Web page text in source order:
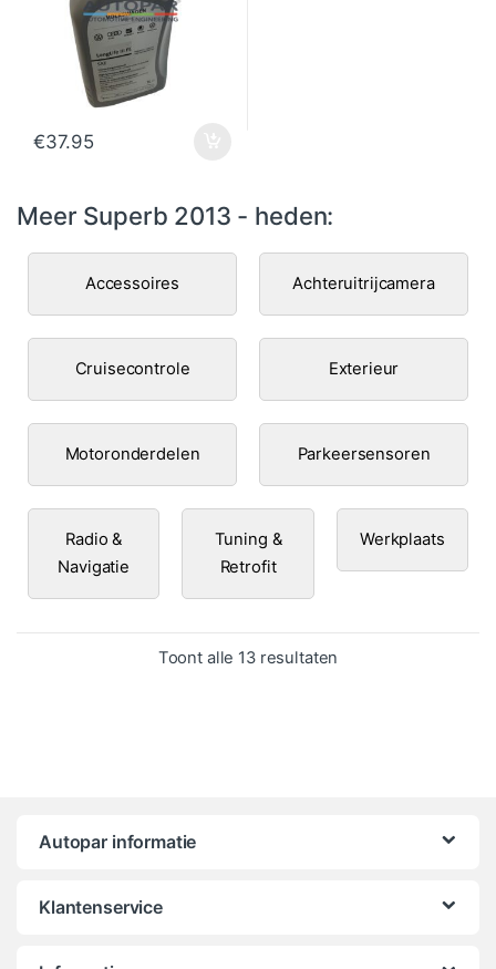
€37.95
Meer Superb 2013 - heden:
Accessoires Achteruitrijcamera
Cruisecontrole Exterieur
Motoronderdelen Parkeersensoren
Radio &
Navigatie
Tuning &
Retrofit
Werkplaats
Toont alle 13 resultaten
Autopar informatie
Klantenservice